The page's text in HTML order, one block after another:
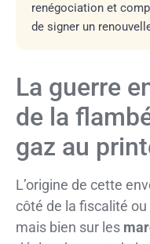
renégociation et
de signer un
La guerre
de la
gaz au
L’origine de cette
côté de la fiscalité
mais bien sur les